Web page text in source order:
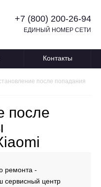
+7 (800) 200-26-94
ЕДИНЫЙ НОМЕР СЕТИ
Контакты
после попадания
после
ремонта -
сервисный центр